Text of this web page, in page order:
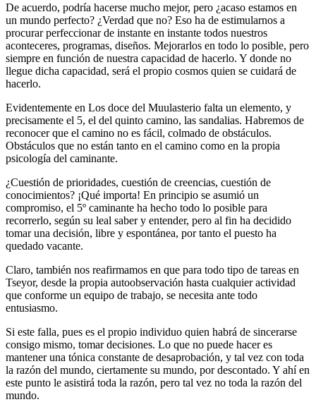
De acuerdo, podría hacerse mucho mejor, pero ¿acaso estamos en
un mundo perfecto? ¿Verdad que no? Eso ha de estimularnos a
procurar perfeccionar de instante en instante todos nuestros
aconteceres, programas, diseños. Mejorarlos en todo lo posible, pero
siempre en función de nuestra capacidad de hacerlo. Y donde no
llegue dicha capacidad, será el propio cosmos quien se cuidará de
hacerlo.
Evidentemente en Los doce del Muulasterio falta un elemento, y
precisamente el 5, el del quinto camino, las sandalias. Habremos de
reconocer que el camino no es fácil, colmado de obstáculos.
Obstáculos que no están tanto en el camino como en la propia
psicología del caminante.
¿Cuestión de prioridades, cuestión de creencias, cuestión de
conocimientos? ¡Qué importa! En principio se asumió un
compromiso, el 5º caminante ha hecho todo lo posible para
recorrerlo, según su leal saber y entender, pero al fin ha decidido
tomar una decisión, libre y espontánea, por tanto el puesto ha
quedado vacante.
Claro, también nos reafirmamos en que para todo tipo de tareas en
Tseyor, desde la propia autoobservación hasta cualquier actividad
que conforme un equipo de trabajo, se necesita ante todo
entusiasmo.
Si este falla, pues es el propio individuo quien habrá de sincerarse
consigo mismo, tomar decisiones. Lo que no puede hacer es
mantener una tónica constante de desaprobación, y tal vez con toda
la razón del mundo, ciertamente su mundo, por descontado. Y ahí en
este punto le asistirá toda la razón, pero tal vez no toda la razón del
mundo.